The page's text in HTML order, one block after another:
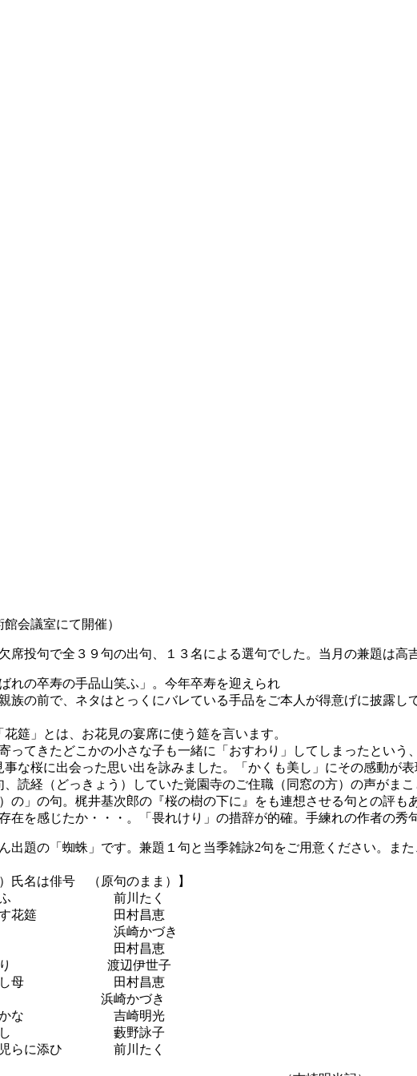
会議室にて開催）
席投句で全３９句の出句、１３名による選句でした。当月の兼題は高
れの卒寿の手品山笑ふ」。今年卒寿を迎えられ
族の前で、ネタはとっくにバレている手品をご本人が得意げに披露
筵」とは、お花見の宴席に使う筵を言います。
ってきたどこかの小さな子も一緒に「おすわり」してしまったという
な桜に出会った思い出を詠みました。「かくも美し」にその感動が表
、読経（どっきょう）していた覚園寺のご住職（同窓の方）の声がま
の」の句。梶井基次郎の『桜の樹の下に』をも連想させる句との評
在を感じたか・・・。「畏れけり」の措辞が的確。手練れの作者の秀
出題の「蜘蛛」です。兼題１句と当季雑詠2句をご用意ください。ま
氏名は俳号 （原句のまま）】
品山笑ふ 前川たく
す花筵 田村昌恵
美し花筏 浜崎かづき
経覚園寺 田村昌恵
けり 渡辺伊世子
と言ひし母 田村昌恵
風 浜崎かづき
日かな 吉崎明光
夏近し 藪野詠子
らに添ひ 前川たく